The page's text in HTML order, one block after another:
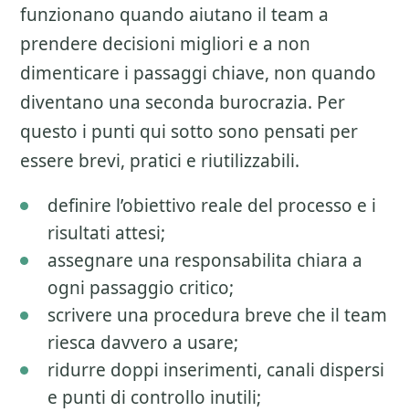
funzionano quando aiutano il team a
prendere decisioni migliori e a non
dimenticare i passaggi chiave, non quando
diventano una seconda burocrazia. Per
questo i punti qui sotto sono pensati per
essere brevi, pratici e riutilizzabili.
definire l’obiettivo reale del processo e i
risultati attesi;
assegnare una responsabilita chiara a
ogni passaggio critico;
scrivere una procedura breve che il team
riesca davvero a usare;
ridurre doppi inserimenti, canali dispersi
e punti di controllo inutili;